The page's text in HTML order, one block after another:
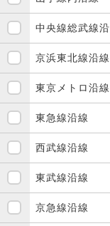
中央線総武線沿
京浜東北線沿線
東京メトロ沿線
東急線沿線
西武線沿線
東武線沿線
京急線沿線